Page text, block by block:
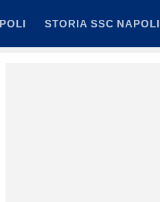
STORIA SSC NAPOLI